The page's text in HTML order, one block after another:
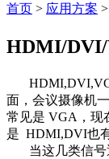
首页 > 应用方案 >
HDMI/DVI/
面，会议摄像机
常见是 VGA，现
是 HDMI,DVI也
当这几类信号